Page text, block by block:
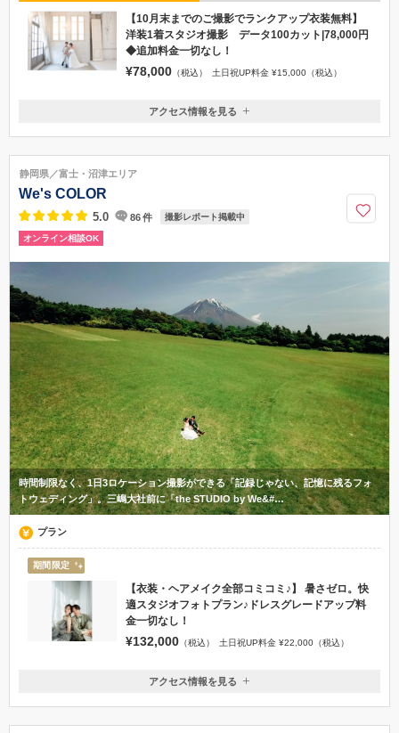
【10月末までのご撮影でランクアップ衣装無料】
洋装1着スタジオ撮影 データ100カット|78,000円
◆追加料金一切なし！
¥78,000 （税込） 土日祝UP料金 ¥15,000（税込）
静岡県浜松市中央区板屋町104-1 D’sTower103-1
0120-87-1487
アクセス情報を見る
静岡県／富士・沼津エリア
We's COLOR
5.0 86件 撮影レポート掲載中
オンライン相談OK
時間制限なく、1日3ロケーション撮影ができる「記録じゃない、記憶に残るフォ
トウェディング」。三嶋大社前に「the STUDIO by We&#…
プラン
期間限定
【衣装・ヘアメイク全部コミコミ♪】 暑さゼロ。快
適スタジオフォトプラン♪ドレスグレードアップ料
金一切なし！
¥132,000 （税込） 土日祝UP料金 ¥22,000（税込）
静岡県三島市大社町18-9 Auraビル1F
アクセス情報を見る